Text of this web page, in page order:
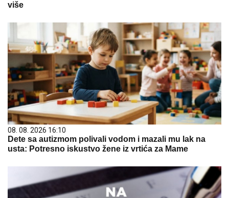
više
08. 08. 2026 16:10
Dete sa autizmom polivali vodom i mazali mu lak na
usta: Potresno iskustvo žene iz vrtića za Mame